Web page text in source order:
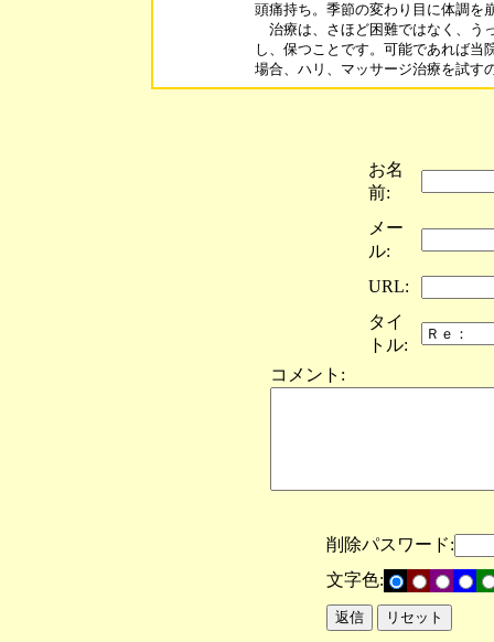
頭痛持ち。季節の変わり目に体調を
治療は、さほど困難ではなく、う
し、保つことです。可能であれば当
お名
前:
メー
ル:
URL:
タイ
トル:
コメント:
削除パスワード:
文字色: